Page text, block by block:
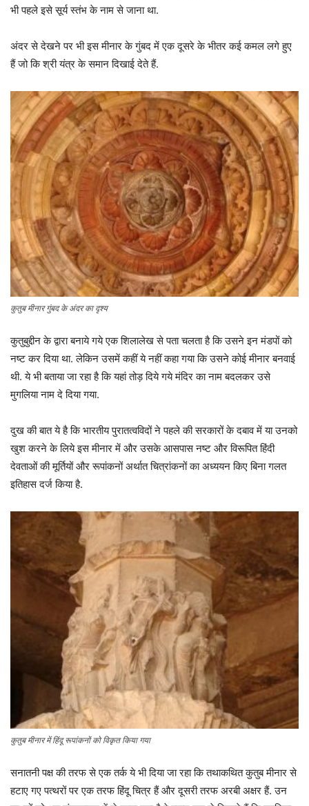
भी पहले इसे सूर्य स्तंभ के नाम से जाना था.
अंदर से देखने पर भी इस मीनार के गुंबद में एक दूसरे के भीतर कई कमल लगे हुए
हैं जो कि श्री यंत्र के समान दिखाई देते हैं.
कुतुब मीनार गुंबद के अंदर का दृश्य
कुतुबुद्दीन के द्वारा बनाये गये एक शिलालेख से पता चलता है कि उसने इन मंडपों को
नष्ट कर दिया था. लेकिन उसमें कहीं ये नहीं कहा गया कि उसने कोई मीनार बनवाई
थी. ये भी बताया जा रहा है कि यहां तोड़ दिये गये मंदिर का नाम बदलकर उसे
मुगलिया नाम दे दिया गया.
दुख की बात ये है कि भारतीय पुरातत्वविदों ने पहले की सरकारों के दबाव में या उनको
खुश करने के लिये इस मीनार में और उसके आसपास नष्ट और विरूपित हिंदी
देवताओं की मूर्तियों और रूपांकनों अर्थात चित्रांकनों का अध्ययन किए बिना गलत
इतिहास दर्ज किया है.
कुतुब मीनार में हिंदू रूपांकनों को विकृत किया गया
सनातनी पक्ष की तरफ से एक तर्क ये भी दिया जा रहा कि तथाकथित कुतुब मीनार से
हटाए गए पत्थरों पर एक तरफ हिंदू चित्र हैं और दूसरी तरफ अरबी अक्षर हैं. उन